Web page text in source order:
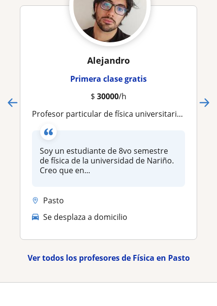
Alejandro
Primera clase gratis
$ 30000/h
Profesor particular de física universitaria y matemática universitaria con 3 años de experiencia en el área
Soy un estudiante de 8vo semestre
de física de la universidad de Nariño.
Creo que en...
Pasto
Se desplaza a domicilio
Ver todos los profesores de Física en Pasto